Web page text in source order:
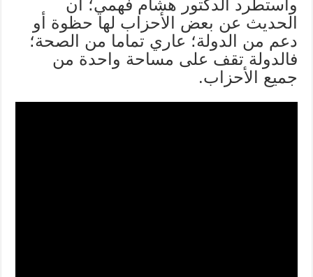
واستطرد الدكتور هشام فهمي؛ أن
الحديث عن بعض الأحزاب لها حظوة أو
دعم من الدولة؛ عاري تماما من الصحة؛
فالدولة تقف على مساحة واحدة من
جميع الأحزاب.